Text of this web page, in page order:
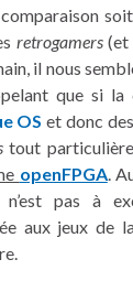
soit
retrogamers(et
il nous
que si la
OS et donc
tout
openFPGA.
n’est pas à
aux jeux de